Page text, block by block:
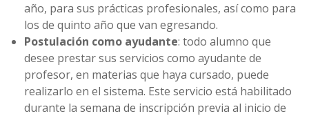
año, para sus prácticas profesionales, así como para
los de quinto año que van egresando.
Postulación como ayudante: todo alumno que
desee prestar sus servicios como ayudante de
profesor, en materias que haya cursado, puede
realizarlo en el sistema. Este servicio está habilitado
durante la semana de inscripción previa al inicio de